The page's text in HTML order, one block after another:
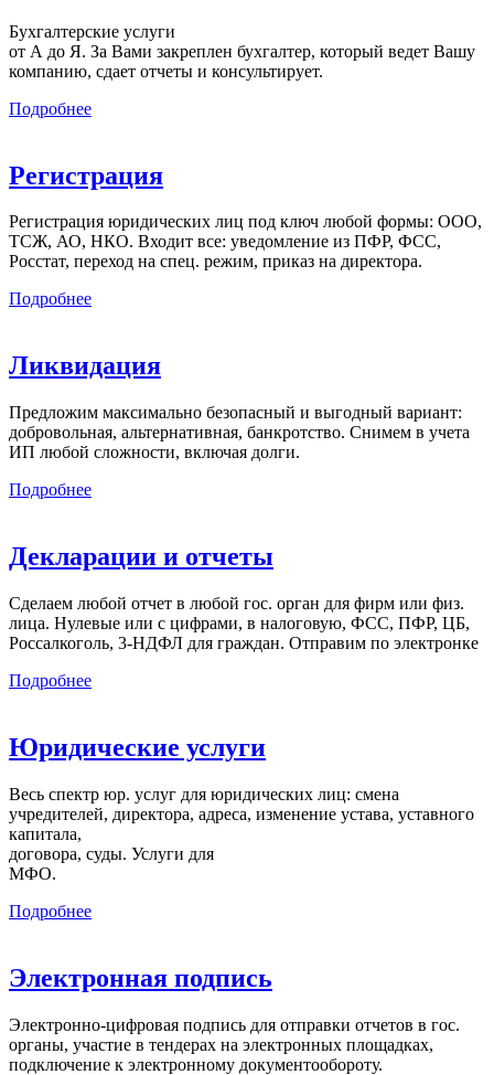
Бухгалтерские услуги
от А до Я. За Вами закреплен бухгалтер, который ведет Вашу
компанию, сдает отчеты и консультирует.
Подробнее
Регистрация
Регистрация юридических лиц под ключ любой формы: ООО,
ТСЖ, АО, НКО. Входит все: уведомление из ПФР, ФСС,
Росстат, переход на спец. режим, приказ на директора.
Подробнее
Ликвидация
Предложим максимально безопасный и выгодный вариант:
добровольная, альтернативная, банкротство. Снимем в учета
ИП любой сложности, включая долги.
Подробнее
Декларации и отчеты
Сделаем любой отчет в любой гос. орган для фирм или физ.
лица. Нулевые или с цифрами, в налоговую, ФСС, ПФР, ЦБ,
Россалкоголь, 3-НДФЛ для граждан. Отправим по электронке
Подробнее
Юридические услуги
Весь спектр юр. услуг для юридических лиц: смена
учредителей, директора, адреса, изменение устава, уставного
капитала,
договора, суды. Услуги для
МФО.
Подробнее
Электронная подпись
Электронно-цифровая подпись для отправки отчетов в гос.
органы, участие в тендерах на электронных площадках,
подключение к электронному документообороту.